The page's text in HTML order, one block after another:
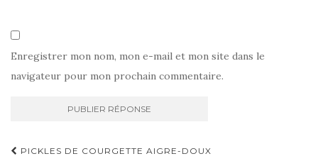
Enregistrer mon nom, mon e-mail et mon site dans le
navigateur pour mon prochain commentaire.
Navigation
PICKLES DE COURGETTE AIGRE-DOUX